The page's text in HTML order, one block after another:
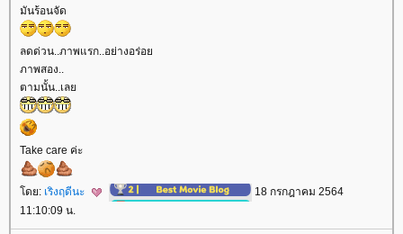
มันร้อนจัด
ลดด่วน..ภาพแรก..อย่างอร่อ
ภาพสอง..
ตามนั้น..เล
Take care ค่ะ
ดย: เริงฤดีนะ
18 กรกฎาคม 2564
11:10:09 น.